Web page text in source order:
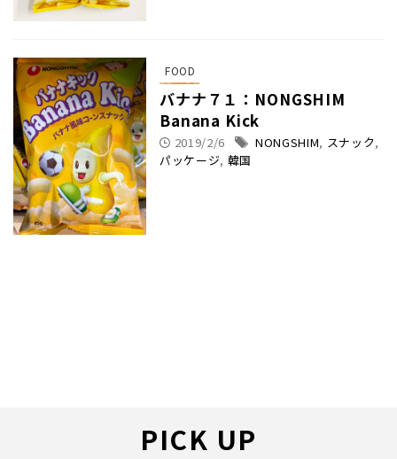
FOOD
バナナ７１：NONGSHIM
Banana Kick
2019/2/6 NONGSHIM, スナック,
パッケージ, 韓国
PICK UP